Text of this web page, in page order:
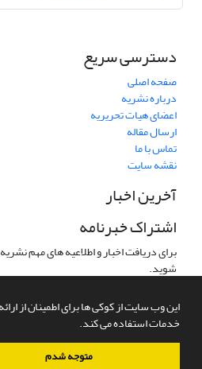
این وب سایت از کوکی ها برای اطمینان از
خدمات استفاده می کند.
متوجه شدم
دسترسی سریع
صفحه اصلی
درباره نشریه
اعضای هیات تحریریه
ارسال مقاله
تماس با ما
نقشه سایت
آخرین اخبار
اشتراک خبرنامه
برای دریافت اخبار و اطلاعیه های مهم
شوید.